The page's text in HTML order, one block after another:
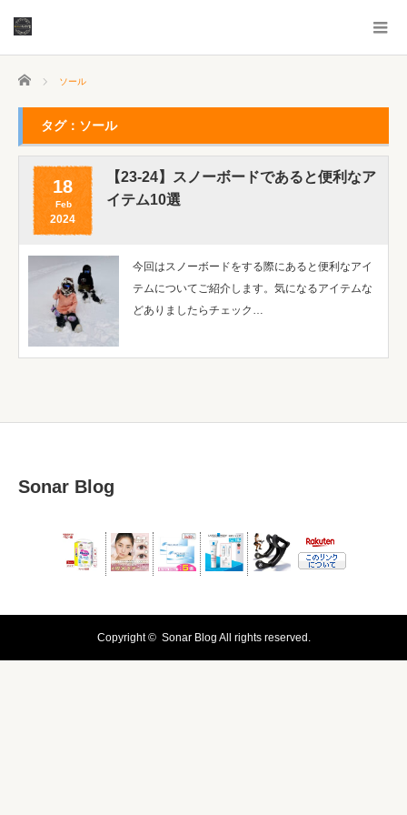
ホーム ソール
タグ：ソール
18
Feb
2024
【23-24】スノーボードであると便利なア
イテム10選
今回はスノーボードをする際にあると便利なアイ
テムについてご紹介します。気になるアイテムな
どありましたらチェック…
Sonar Blog
Copyright © Sonar Blog All rights reserved.